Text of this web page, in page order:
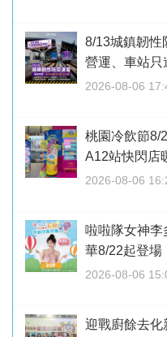
8/13城鎮韌
營運、車站只
2026-08-06
桃園冷飲節8/
A12站快閃店
2026-08-06
啦啦隊女神
華8/22起登場
2026-08-06
迎戰廚餘去